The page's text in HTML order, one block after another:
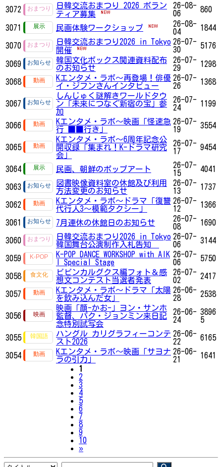
3072
日韓交流おまつり 2026 ボラン
ティア募集
26-08-
06
860
3071 民画体験ワークショップ
26-08-
04
1844
3070
日韓交流おまつり2026 in Tokyo
開催
26-07-
30
5176
3069
韓国文化ボックス関連資料配布
のお知らせ
26-07-
29
1298
3068
Kエンタメ・ラボ～再登場！俳優
イ・ジフンさんインタビュー
26-07-
26
1368
3067
しんじゅく謎解きワールドタウ
ン「未来につなぐ新宿の宝」参
加
26-07-
24
1199
3066
Kエンタメ・ラボ～映画「怪速急
行 ■■行き」
26-07-
19
3554
3065
Kエンタメ・ラボ～6周年記念公
開収録「集まれ！K-ドラマ研究
会」
26-07-
17
9454
3064 民画、朝鮮のポップアート
26-07-
15
4041
3063
図書映像資料室の休館及び利用
方法変更のお知らせ
26-07-
13
1737
3062
Kエンタメ・ラボ～ドラマ「復讐
代行人3～模範タクシー」
26-07-
12
1366
3061 7月連休の休館日のお知らせ
26-07-
08
1690
3060
日韓交流おまつり2026 in Tokyo
韓国舞台公演制作入札告知
26-07-
06
3144
3059
K-POP DANCE WORKSHOP with AIK
I Special Stage
26-07-
06
5750
3058
ビビンカルグクス編フォト＆感
想文コンテスト当選者発表
26-07-
02
2417
3057
Kエンタメ・ラボ～ドラマ「太陽
を飲み込んだ女」
26-06-
28
2538
3056
映画「顔-かお-」ヨン・サンホ
監督、パク・ジョンミン来日記
念特別試写会
26-06-
24
3896
5
3055
ハングル カリグラフィーコンテ
スト2026
26-06-
22
6165
3054
Kエンタメ・ラボ～映画「サヨナ
ラの引力」
26-06-
21
1641
1
2
3
4
5
6
7
8
9
10
»Next